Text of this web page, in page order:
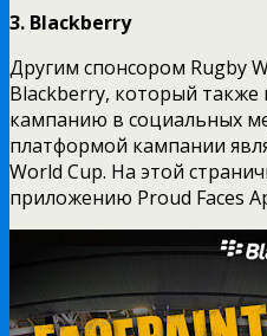
3. Blackberry
Другим спонсором Rugby
Blackberry, который
кампанию в социальных
платформой кампании
World Cup. На этой
приложению Proud Faces